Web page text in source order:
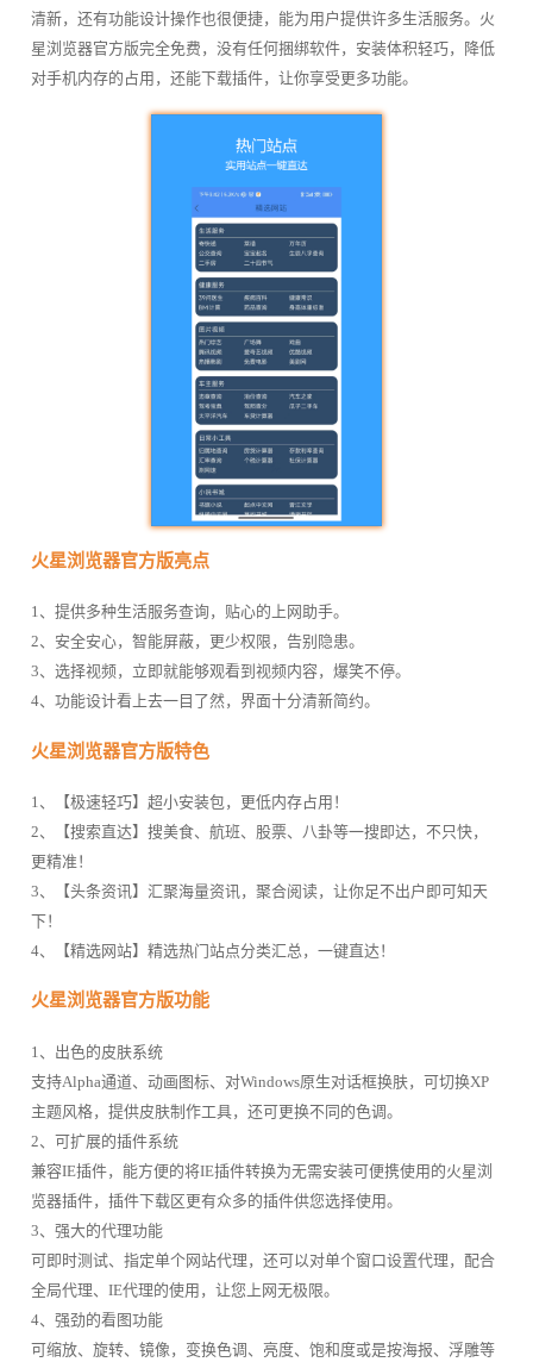
清新，还有功能设计操作也很便捷，能为用户提供许多生活服务。火
星浏览器官方版完全免费，没有任何捆绑软件，安装体积轻巧，降低
对手机内存的占用，还能下载插件，让你享受更多功能。
火星浏览器官方版亮点
1、提供多种生活服务查询，贴心的上网助手。
2、安全安心，智能屏蔽，更少权限，告别隐患。
3、选择视频，立即就能够观看到视频内容，爆笑不停。
4、功能设计看上去一目了然，界面十分清新简约。
火星浏览器官方版特色
1、【极速轻巧】超小安装包，更低内存占用！
2、【搜索直达】搜美食、航班、股票、八卦等一搜即达，不只快，
更精准！
3、【头条资讯】汇聚海量资讯，聚合阅读，让你足不出户即可知天
下！
4、【精选网站】精选热门站点分类汇总，一键直达！
火星浏览器官方版功能
1、出色的皮肤系统
支持Alpha通道、动画图标、对Windows原生对话框换肤，可切换XP
主题风格，提供皮肤制作工具，还可更换不同的色调。
2、可扩展的插件系统
兼容IE插件，能方便的将IE插件转换为无需安装可便携使用的火星浏
览器插件，插件下载区更有众多的插件供您选择使用。
3、强大的代理功能
可即时测试、指定单个网站代理，还可以对单个窗口设置代理，配合
全局代理、IE代理的使用，让您上网无极限。
4、强劲的看图功能
可缩放、旋转、镜像，变换色调、亮度、饱和度或是按海报、浮雕等